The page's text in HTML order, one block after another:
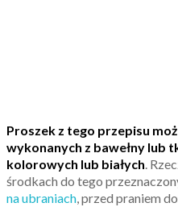
Proszek z tego przepisu
wykonanych z bawełny lub
kolorowych lub białych.
środkach do tego
na ubraniach, przed praniem